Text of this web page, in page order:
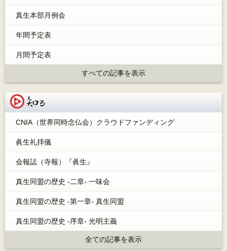
真生本部月例会
年間予定表
月間予定表
すべての記事を表示
CNIA（世界同時念仏会）クラウドファンディング
眞生礼拝儀
会報誌（寺報）『眞生』
真生同盟の歴史 -二章- 一味会
真生同盟の歴史 -第一章- 真生同盟
真生同盟の歴史 -序章- 光明主義
全ての記事を表示